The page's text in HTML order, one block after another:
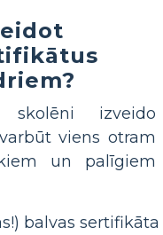
izveido
viens otram
un palīgiem
balvas sertifikāta